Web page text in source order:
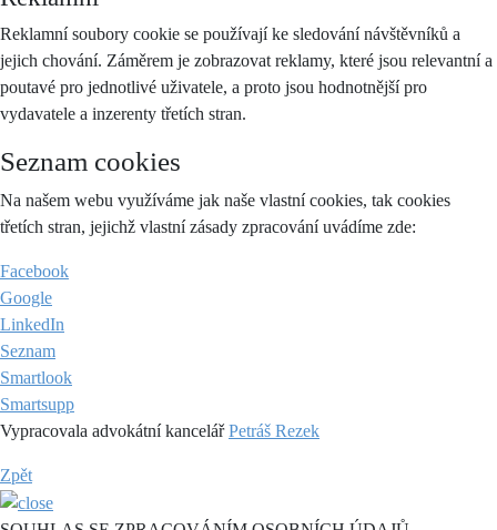
Reklamní soubory cookie se používají ke sledování návštěvníků a
jejich chování. Záměrem je zobrazovat reklamy, které jsou relevantní a
poutavé pro jednotlivé uživatele, a proto jsou hodnotnější pro
vydavatele a inzerenty třetích stran.
Seznam cookies
Na našem webu využíváme jak naše vlastní cookies, tak cookies
třetích stran, jejichž vlastní zásady zpracování uvádíme zde:
Facebook
Google
LinkedIn
Seznam
Smartlook
Smartsupp
Vypracovala advokátní kancelářPetráš Rezek
Zpět